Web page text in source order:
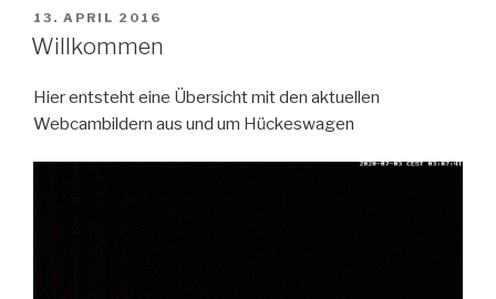
VERÖFFENTLICHT
AM
13. APRIL 2016
Willkommen
Hier entsteht eine Übersicht mit den aktuellen
Webcambildern aus und um Hückeswagen